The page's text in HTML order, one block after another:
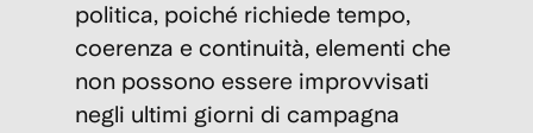
politica, poiché richiede tempo,
coerenza e continuità, elementi che
non possono essere improvvisati
negli ultimi giorni di campagna